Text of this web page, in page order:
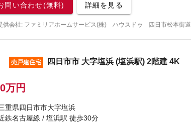
問い合わせ(無料) 詳細を見る
供会社: ファミリアホームサービス(株) ハウスドゥ 四日市松本街道
売戸建住宅 四日市市 大字塩浜 (塩浜駅) 2階建 4K
万円
重県四日市市大字塩浜
鉄名古屋線 / 塩浜駅 徒歩30分